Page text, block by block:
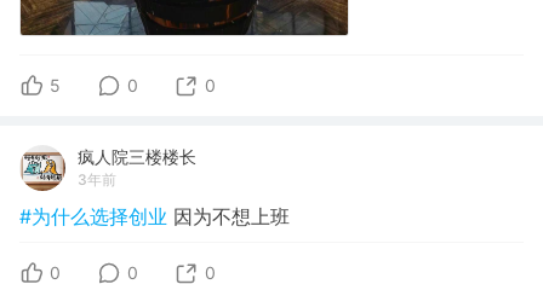
5 0 0
疯人院三楼楼长
3年前
#为什么选择创业 因为不想上班
0 0 0